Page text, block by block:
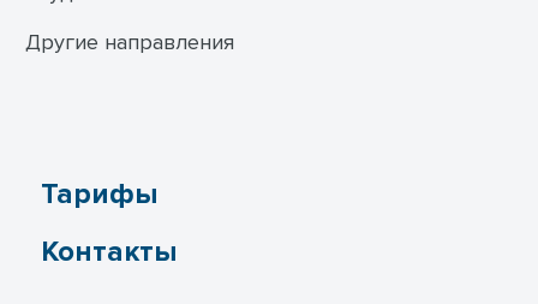
Другие направления
Тарифы
Контакты